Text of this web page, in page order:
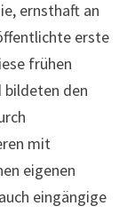
ernsthaft an
erste
frühen
bildeten den
mit
eigenen
eingängige